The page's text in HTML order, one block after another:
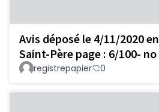
Avis déposé le 4/11/2020
Saint-Père page : 6/100- no
registrepapier 0